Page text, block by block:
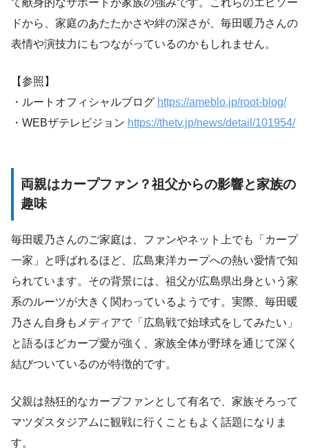
て献身的なサポートが家族の強みです。これらのエピソー
ドから、家庭のあたたかさや絆の深さが、毎田暖乃さんの
表情や演技力にもつながっているのかもしれません。
【参照】
・ルートオフィシャルブログ https://ameblo.jp/root-blog/
・WEBザテレビジョン https://thetv.jp/news/detail/101954/
両親はカープファン？祖父からの影響と家族の
趣味
毎田暖乃さんのご家庭は、ファンやネット上でも「カープ
一家」と呼ばれるほど、広島東洋カープへの熱い愛情で知
られています。その背景には、祖父が広島県出身という家
系のルーツが大きく関わっているようです。実際、毎田暖
乃さん自身もメディアで「広島戦で始球式をしてみたい」
と語るほどカープ愛が強く、家族全体が野球を通じて深く
結びついているのが特徴的です。
父親は熱狂的なカープファンとして有名で、家族そろって
マツダスタジアムに観戦に行くこともよく話題になりま
す。